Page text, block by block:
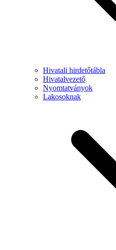
Hivatali hirdetőtábla
Hivatalvezető
Nyomtatványok
Lakosoknak